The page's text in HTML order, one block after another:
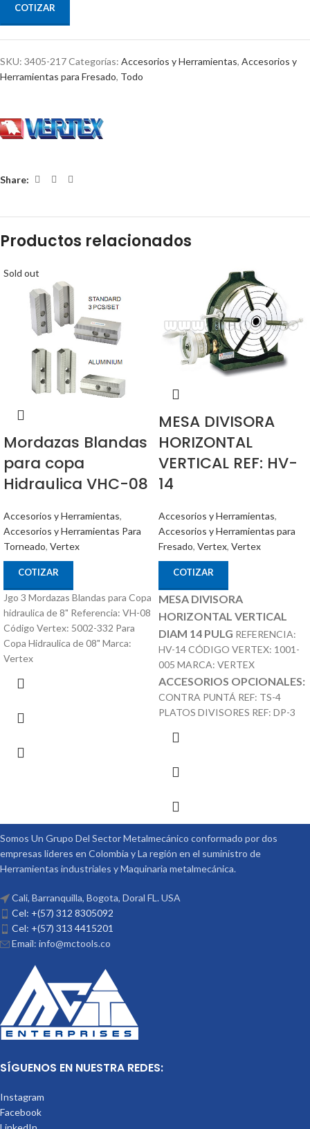
COTIZAR
SKU: 3405-217Categorías: Accesorios y Herramientas, Accesorios y
Herramientas para Fresado, Todo
Share:
Productos relacionados
Sold out
Mordazas Blandas
para copa
Hidraulica VHC-08
Accesorios y Herramientas,
Accesorios y Herramientas Para
Torneado, Vertex
COTIZAR
Jgo 3 Mordazas Blandas para Copa
hidraulica de 8" Referencia: VH-08
Código Vertex: 5002-332 Para
Copa Hidraulica de 08" Marca:
Vertex
MESA DIVISORA
HORIZONTAL
VERTICAL REF: HV-
14
Accesorios y Herramientas,
Accesorios y Herramientas para
Fresado, Vertex, Vertex
COTIZAR
MESA DIVISORA
HORIZONTAL VERTICAL
DIAM 14 PULG REFERENCIA:
HV-14 CÓDIGO VERTEX: 1001-
005 MARCA: VERTEX
ACCESORIOS OPCIONALES:
CONTRA PUNTÁ REF: TS-4
PLATOS DIVISORES REF: DP-3
Somos Un Grupo Del Sector Metalmecánico conformado por dos
empresas lideres en Colombia y La región en el suministro de
Herramientas industriales y Maquinaria metalmecánica.
Cali, Barranquilla, Bogota, Doral FL. USA
Cel: +(57) 312 8305092
Cel: +(57) 313 4415201
Email: info@mctools.co
SÍGUENOS EN NUESTRA REDES:
Instagram
Facebook